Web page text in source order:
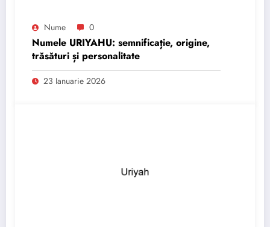
Nume 0
Numele URIYAHU: semnificație, origine,
trăsături și personalitate
23 Ianuarie 2026